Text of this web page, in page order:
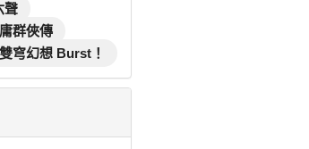
聲
群俠傳
雙穹幻想 Burst！